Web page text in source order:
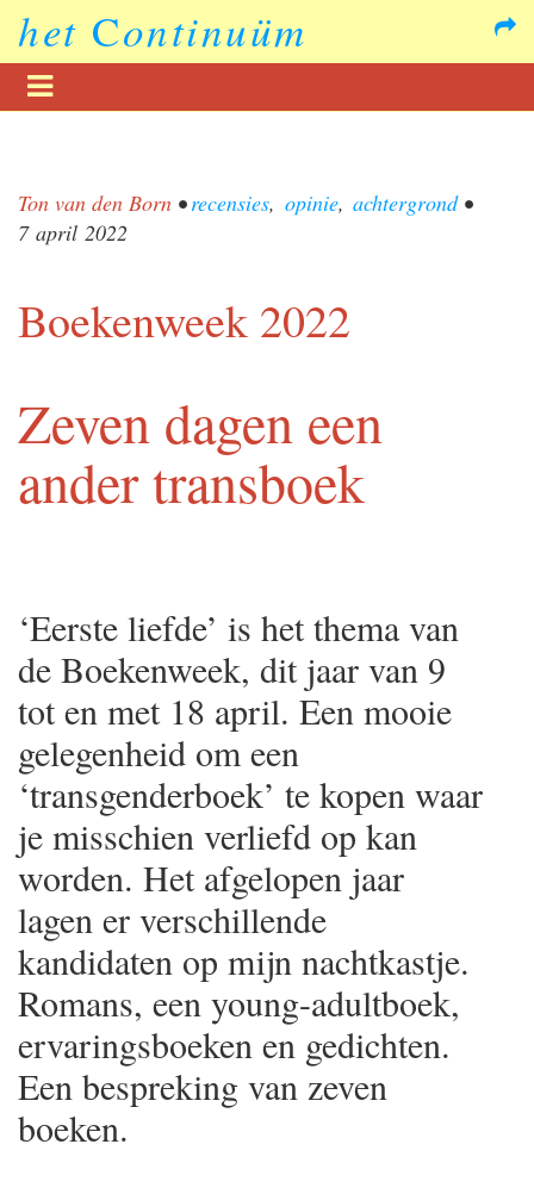
het Continuüm
Ton van den Born •recensies, opinie, achtergrond•
7 april 2022
Boekenweek 2022
Zeven dagen een
ander transboek
‘Eerste liefde’ is het thema van
de Boekenweek, dit jaar van 9
tot en met 18 april. Een mooie
gelegenheid om een
‘transgenderboek’ te kopen waar
je misschien verliefd op kan
worden. Het afgelopen jaar
lagen er verschillende
kandidaten op mijn nachtkastje.
Romans, een young-adultboek,
ervaringsboeken en gedichten.
Een bespreking van zeven
boeken.